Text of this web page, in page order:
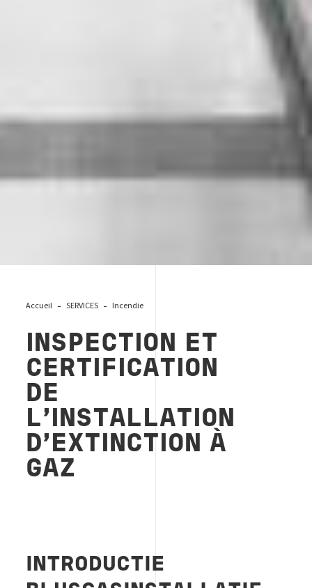
Accueil SERVICES Incendie
INSPECTION ET
CERTIFICATION
DE
L’INSTALLATION
D’EXTINCTION À
GAZ
INTRODUCTIE